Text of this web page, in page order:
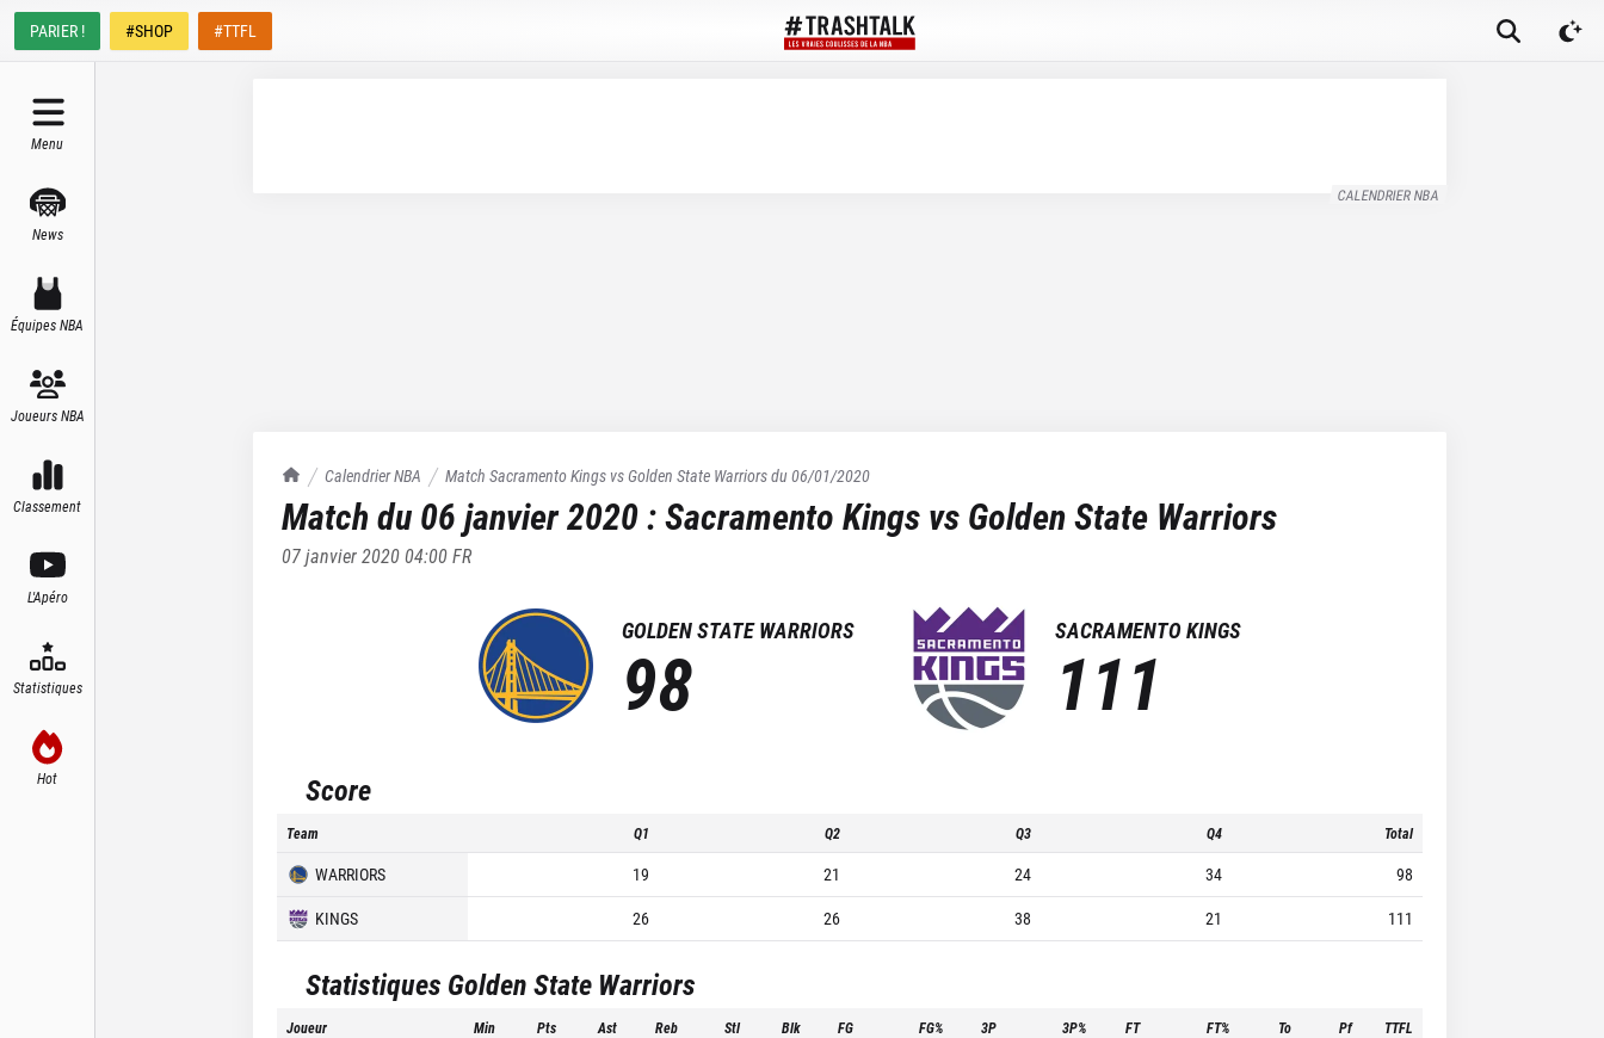
PARIER ! #SHOP #TTFL
Menu
News
Équipes NBA
Joueurs NBA
Classement
L'Apéro
Statistiques
Hot
CALENDRIER NBA
TrashTalk Actu NBA
Calendrier NBA Match Sacramento Kings vsGolden State Warriorsdu06/01/2020
Match du 06 janvier 2020:Sacramento Kings vs Golden State Warriors
07 janvier 2020 04:00FR
GOLDEN STATE WARRIORS
98
SACRAMENTO KINGS
111
Score
Team Q1 Q2 Q3 Q4 Total
WARRIORS 19 21 24 34
98
KINGS
26 26 38 21 111
Statistiques Golden State Warriors
Joueur Min Pts Ast Reb Stl Blk FG FG% 3P 3P% FT FT% To Pf TTFL